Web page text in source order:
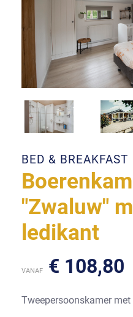
"Zwaluw"
ledikant
BED & BREAKFAST
VANAF € 108,80
Tweepersoonskamer